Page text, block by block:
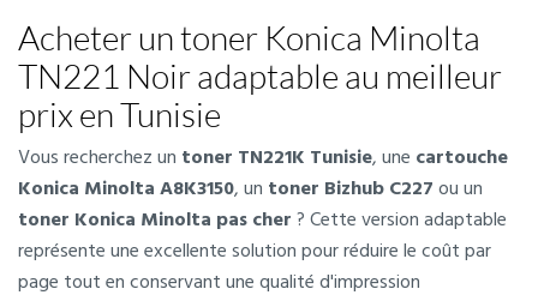
Acheter un toner Konica Minolta
TN221 Noir adaptable au meilleur
prix en Tunisie
Vous recherchez un toner TN221K Tunisie, une cartouche
Konica Minolta A8K3150, un toner Bizhub C227ou un
toner Konica Minolta pas cher? Cette version adaptable
représente une excellente solution pour réduire le coût par
page tout en conservant une qualité d'impression